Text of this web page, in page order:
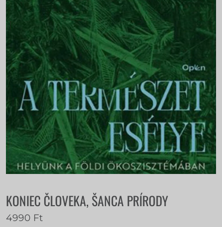
KONIEC ČLOVEKA, ŠANCA PRÍRODY
4990 Ft